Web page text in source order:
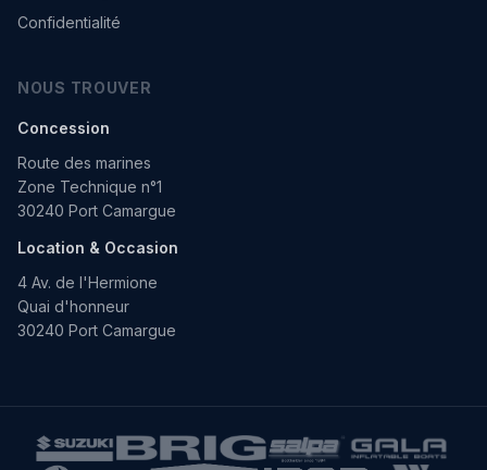
Confidentialité
NOUS TROUVER
Concession
Route des marines
Zone Technique n°1
30240 Port Camargue
Location & Occasion
4 Av. de l'Hermione
Quai d'honneur
30240 Port Camargue